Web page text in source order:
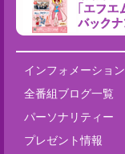
インフォメーション
全番組ブログ一覧
パーソナリティー
プレゼント情報